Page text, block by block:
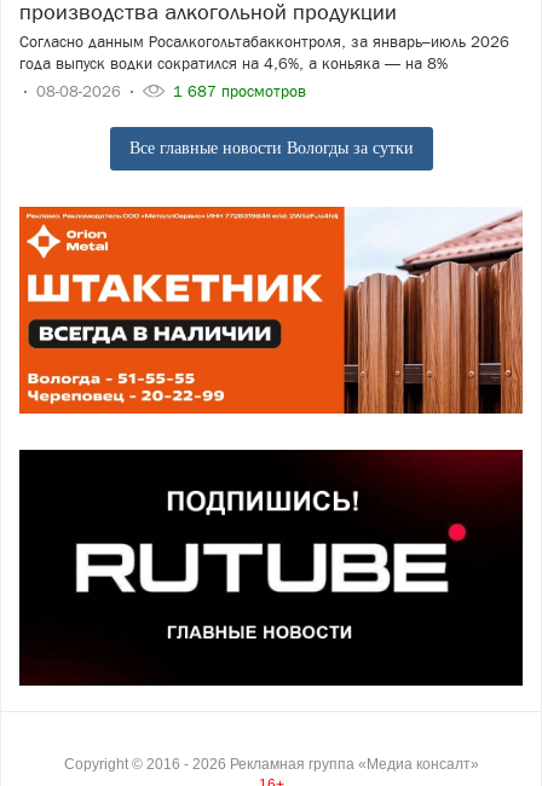
производства алкогольной продукции
Согласно данным Росалкогольтабакконтроля, за январь–июль 2026
года выпуск водки сократился на 4,6%, а коньяка — на 8%
08-08-2026
1 687 просмотров
Все главные новости Вологды за сутки
Copyright © 2016 - 2026 Рекламная группа «Медиа консалт»